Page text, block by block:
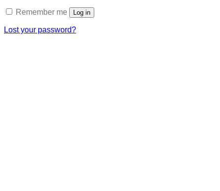
Remember me Log in
Lost your password?